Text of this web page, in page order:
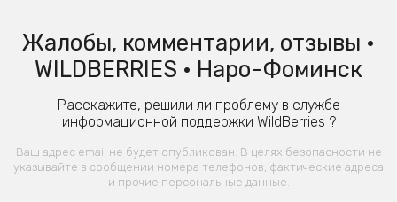
Жалобы, комментарии, отзывы •
WILDBERRIES • Наро-Фоминск
Расскажите, решили ли проблему в службе
информационной поддержки WildBerries ?
Ваш адрес email не будет опубликован. В целях безопасности не
указывайте в сообщении номера телефонов, фактические адреса
и прочие персональные данные.